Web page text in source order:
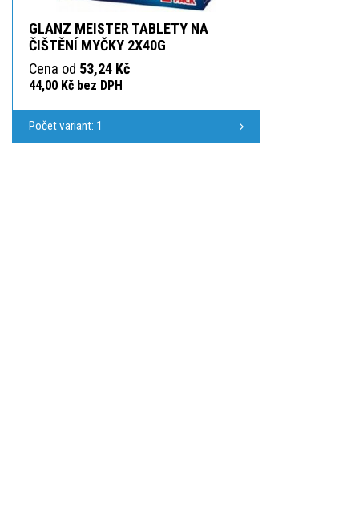
GLANZ MEISTER TABLETY NA
ČIŠTĚNÍ MYČKY 2X40G
Cena od 53,24 Kč
44,00 Kč bez DPH
Počet variant: 1